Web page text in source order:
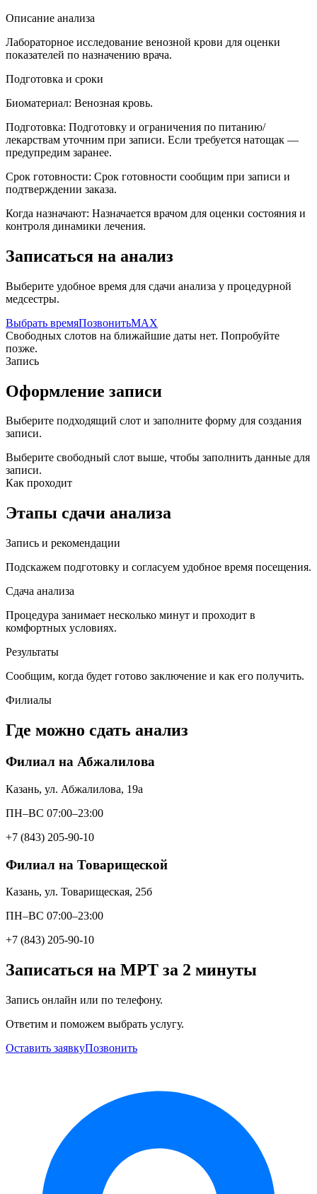
Описание анализа
Лабораторное исследование венозной крови для оценки
показателей по назначению врача.
Подготовка и сроки
Биоматериал: Венозная кровь.
Подготовка: Подготовку и ограничения по питанию/
лекарствам уточним при записи. Если требуется натощак —
предупредим заранее.
Срок готовности: Срок готовности сообщим при записи и
подтверждении заказа.
Когда назначают: Назначается врачом для оценки состояния и
контроля динамики лечения.
Записаться на анализ
Выберите удобное время для сдачи анализа у процедурной
медсестры.
Выбрать времяПозвонитьMAX
Свободных слотов на ближайшие даты нет. Попробуйте
позже.
Запись
Оформление записи
Выберите подходящий слот и заполните форму для создания
записи.
Выберите свободный слот выше, чтобы заполнить данные для
записи.
Как проходит
Этапы сдачи анализа
Запись и рекомендации
Подскажем подготовку и согласуем удобное время посещения.
Сдача анализа
Процедура занимает несколько минут и проходит в
комфортных условиях.
Результаты
Сообщим, когда будет готово заключение и как его получить.
Филиалы
Где можно сдать анализ
Филиал на Абжалилова
Казань, ул. Абжалилова, 19а
ПН–ВС 07:00–23:00
+7 (843) 205-90-10
Филиал на Товарищеской
Казань, ул. Товарищеская, 25б
ПН–ВС 07:00–23:00
+7 (843) 205-90-10
Записаться на МРТ за 2 минуты
Запись онлайн или по телефону.
Ответим и поможем выбрать услугу.
Оставить заявкуПозвонить